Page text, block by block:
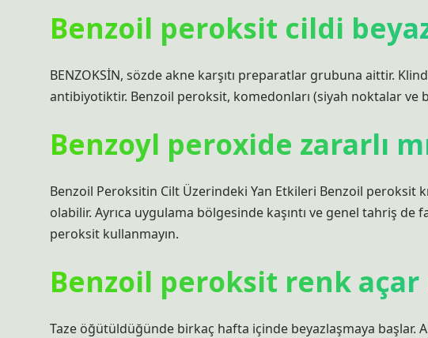
Benzoil peroksit cildi
BENZOKSİN, sözde akne karşıtı preparatlar grubuna aittir.
antibiyotiktir. Benzoil peroksit, komedonları (siyah noktalar ve
Benzoyl peroxide zararlı
Benzoil Peroksitin Cilt Üzerindeki Yan Etkileri Benzoil peroksit
olabilir. Ayrıca uygulama bölgesinde kaşıntı ve genel tahriş de
peroksit kullanmayın.
Benzoil peroksit renk açar
Taze öğütüldüğünde birkaç hafta içinde beyazlaşmaya başlar.